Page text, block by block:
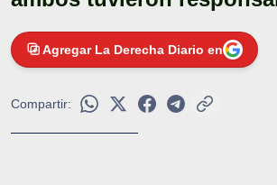
Agregar La Derecha Diario en
Compartir: